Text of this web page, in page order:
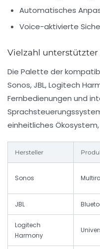
Automatisches
Voice-aktivierte
Vielzahl unterstützter
Die Palette der
Sonos, JBL, Logitech
Fernbedienungen und
einheitliches
Hersteller
Sonos
JBL
Logitech
Harmony